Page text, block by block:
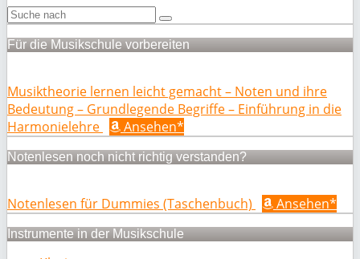
Für die Musikschule vorbereiten
Musiktheorie lernen leicht gemacht – Noten und ihre
Bedeutung – Grundlegende Begriffe – Einführung in die
Harmonielehre
Ansehen*
Notenlesen noch nicht richtig verstanden?
Notenlesen für Dummies (Taschenbuch) Ansehen*
Instrumente in der Musikschule